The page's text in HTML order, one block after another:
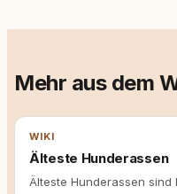
Mehr aus dem
WIKI
Älteste Hunderassen
Älteste Hunderassen